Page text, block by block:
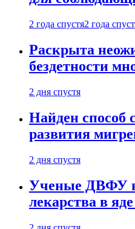
2 года спустя2 года
Раскрыта
бездетности
2 дня спустя
Найден способ
развития
2 дня спустя
Ученые ДВФУ
лекарства в